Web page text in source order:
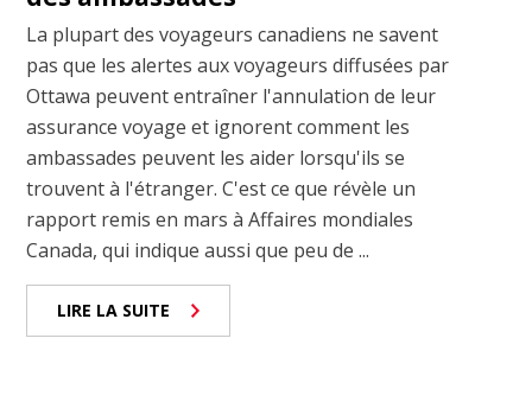
La plupart des voyageurs canadiens ne savent
pas que les alertes aux voyageurs diffusées par
Ottawa peuvent entraîner l'annulation de leur
assurance voyage et ignorent comment les
ambassades peuvent les aider lorsqu'ils se
trouvent à l'étranger. C'est ce que révèle un
rapport remis en mars à Affaires mondiales
Canada, qui indique aussi que peu de ...
LIRE LA SUITE